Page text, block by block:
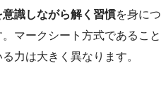
識しながら解く習慣を身につ
マークシート方式であること
力は大きく異なります。